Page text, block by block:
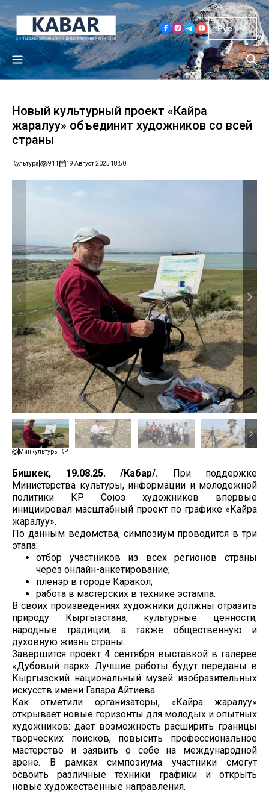
Рус
Новый культурный проект «Кайра
жаралуу» объединит художников со всей
страны
Культура 911 19 Август 2025 18:50
Минкультуры КР
Бишкек, 19.08.25. /Кабар/. При поддержке
Министерства культуры, информации и молодежной
политики КР Союз художников впервые
инициировал масштабный проект по графике «Кайра
жаралуу».
По данным ведомства, симпозиум проводится в три
этапа:
отбор участников из всех регионов страны
через онлайн-анкетирование;
пленэр в городе Каракол;
работа в мастерских в технике эстампа.
В своих произведениях художники должны отразить
природу Кыргызстана, культурные ценности,
народные традиции, а также общественную и
духовную жизнь страны.
Завершится проект 4 сентября выставкой в галерее
«Дубовый парк». Лучшие работы будут переданы в
Кыргызский национальный музей изобразительных
искусств имени Гапара Айтиева.
Как отметили организаторы, «Кайра жаралуу»
открывает новые горизонты для молодых и опытных
художников: дает возможность расширить границы
творческих поисков, повысить профессиональное
мастерство и заявить о себе на международной
арене. В рамках симпозиума участники смогут
освоить различные техники графики и открыть
новые художественные направления.